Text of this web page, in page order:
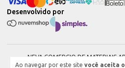
Ao navegar por este site você aceita
Desenvolvido por
NEVA COMERCIO DE MATERIAIS